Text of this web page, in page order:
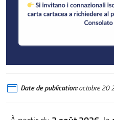
Date de publication:octobre 20